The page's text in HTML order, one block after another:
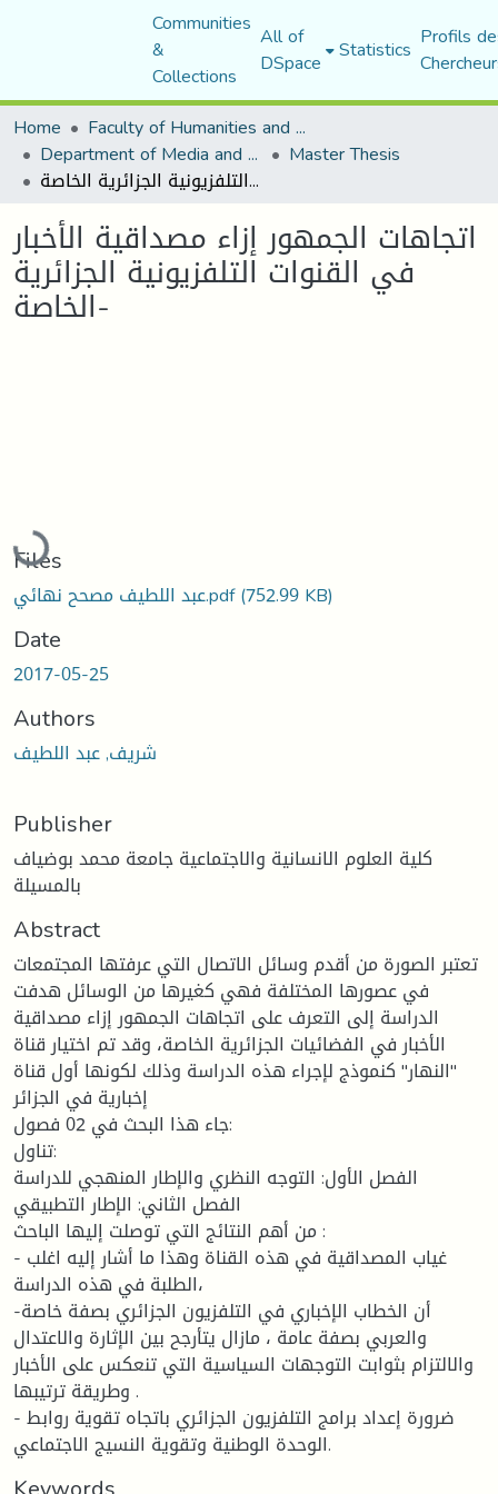
Communities
&
Collections
All of
DSpace Statistics Profils
Home
Faculty of Humanities and Social Sciences
Department of Media and Communication Studies Master Thesis
اتجاهات الجمهور إزاء مصداقية الأخبار في القنوات التلفزيونية الجزائرية الخاصة-
اتجاهات الجمهور إزاء مصداقية الأخبار
في القنوات التلفزيونية الجزائرية
الخاصة-
Loading...
Files
عبد اللطيف مصحح نهائي.pdf(752.99 KB)
Date
2017-05-25
Authors
شريف, عبد اللطيف
Publisher
كلية العلوم الانسانية والاجتماعية جامعة محمد بوضياف
بالمسيلة
Abstract
تعتبر الصورة من أقدم وسائل الاتصال التي عرفتها المجتمعات
في عصورها المختلفة فهي كغيرها من الوسائل هدفت
الدراسة إلى التعرف على اتجاهات الجمهور إزاء مصداقية
الأخبار في الفضائيات الجزائرية الخاصة، وقد تم اختيار قناة
"النهار" كنموذج لإجراء هذه الدراسة وذلك لكونها أول قناة
إخبارية في الجزائر
جاء هذا البحث في 02 فصول:
تناول:
الفصل الأول: التوجه النظري والإطار المنهجي للدراسة
الفصل الثاني: الإطار التطبيقي
من أهم النتائج التي توصلت إليها الباحث :
- غياب المصداقية في هذه القناة وهذا ما أشار إليه اغلب
الطلبة في هذه الدراسة،
-أن الخطاب الإخباري في التلفزيون الجزائري بصفة خاصة
والعربي بصفة عامة ، مازال يتأرجح بين الإثارة والاعتدال
والالتزام بثوابت التوجهات السياسية التي تنعكس على الأخبار
وطريقة ترتيبها .
- ضرورة إعداد برامج التلفزيون الجزائري باتجاه تقوية روابط
الوحدة الوطنية وتقوية النسيج الاجتماعي.